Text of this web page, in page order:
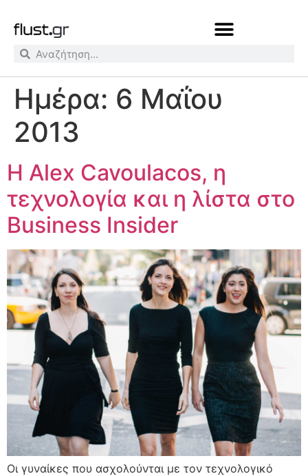
Ημέρα: 6 Μαΐου
2013
H Alex Cavoulacos, η
τεχνολογία και η λίστα στο
Business Insider
Οι γυναίκες που ασχολούνται με τον τεχνολογικό